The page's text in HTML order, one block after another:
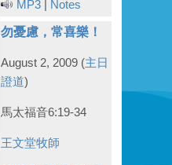
MP3 Notes
勿憂慮，常喜樂！
August 2, 2009 (主日
證道)
馬太福音6:19-34
王文堂牧師